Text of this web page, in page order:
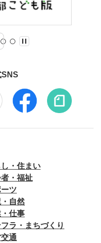
し・住まい
・福祉
ツ
自然
仕事
ラ・まちづくり
通